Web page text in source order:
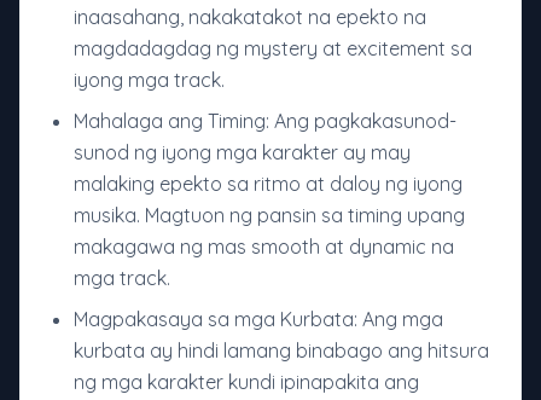
inaasahang, nakakatakot na epekto na
magdadagdag ng mystery at excitement sa
iyong mga track.
Mahalaga ang Timing: Ang pagkakasunod-
sunod ng iyong mga karakter ay may
malaking epekto sa ritmo at daloy ng iyong
musika. Magtuon ng pansin sa timing upang
makagawa ng mas smooth at dynamic na
mga track.
Magpakasaya sa mga Kurbata: Ang mga
kurbata ay hindi lamang binabago ang hitsura
ng mga karakter kundi ipinapakita ang